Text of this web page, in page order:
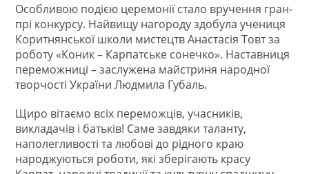
Особливою подією церемонії стало вручення гран-
прі конкурсу. Найвищу нагороду здобула учениця
Коритнянської школи мистецтв Анастасія Товт за
роботу «Коник – Карпатське сонечко». Наставниця
переможниці – заслужена майстриня народної
творчості України Людмила Губаль.
Щиро вітаємо всіх переможців, учасників,
викладачів і батьків! Саме завдяки таланту,
наполегливості та любові до рідного краю
народжуються роботи, які зберігають красу